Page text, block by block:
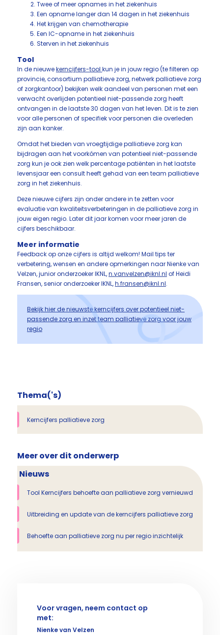
Twee of meer opnames in het ziekenhuis
Een opname langer dan 14 dagen in het ziekenhuis
Het krijgen van chemotherapie
Een IC-opname in het ziekenhuis
Sterven in het ziekenhuis
Tool
In de nieuwekerncijfers-tool kun je in jouw regio (te filteren op
provincie, consortium palliatieve zorg, netwerk palliatieve zorg
of zorgkantoor) bekijken welk aandeel van personen met een
verwacht overlijden potentieel niet-passende zorg heeft
ontvangen in de laatste 30 dagen van het leven. Dit is te zien
voor alle personen of specifiek voor personen die overleden
zijn aan kanker.
Omdat het bieden van vroegtijdige palliatieve zorg kan
bijdragen aan het voorkómen van potentieel niet-passende
zorg kun je ook zien welk percentage patiënten in het laatste
levensjaar een consult heeft gehad van een team palliatieve
zorg in het ziekenhuis.
Deze nieuwe cijfers zijn onder andere in te zetten voor
evaluatie van kwaliteitsverbeteringen in de palliatieve zorg in
jouw eigen regio. Later dit jaar komen voor meer jaren de
cijfers beschikbaar.
Meer informatie
Feedback op onze cijfers is altijd welkom! Mail tips ter
verbetering, wensen en andere opmerkingen naar Nienke van
Velzen, junior onderzoeker IKNL,n.vanvelzen@iknl.nl of Heidi
Fransen, senior onderzoeker IKNL,h.fransen@iknl.nl.
Bekijk hier de nieuwste kerncijfers over potentieel niet-
passende zorg en inzet team palliatieve zorg voor jouw
regio
Thema('s)
Kerncijfers palliatieve zorg
Meer over dit onderwerp
Nieuws
Tool Kerncijfers behoefte aan palliatieve zorg vernieuwd
Uitbreiding en update van de kerncijfers palliatieve zorg
Behoefte aan palliatieve zorg nu per regio inzichtelijk
Voor vragen, neem contact op
met:
Nienke van Velzen